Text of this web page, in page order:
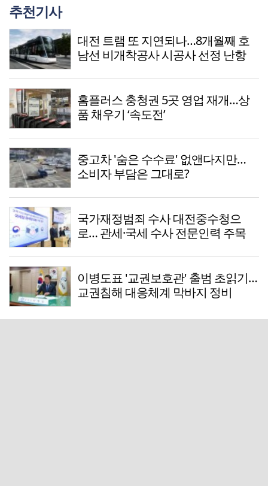
추천기사
대전 트램 또 지연되나…8개월째 호
남선 비개착공사 시공사 선정 난항
홈플러스 충청권 5곳 영업 재개…상
품 채우기 ‘속도전’
중고차 '숨은 수수료' 없앤다지만…
소비자 부담은 그대로?
국가재정범죄 수사 대전중수청으
로… 관세·국세 수사 전문인력 주목
이병도표 '교권보호관' 출범 초읽기…
교권침해 대응체계 막바지 정비